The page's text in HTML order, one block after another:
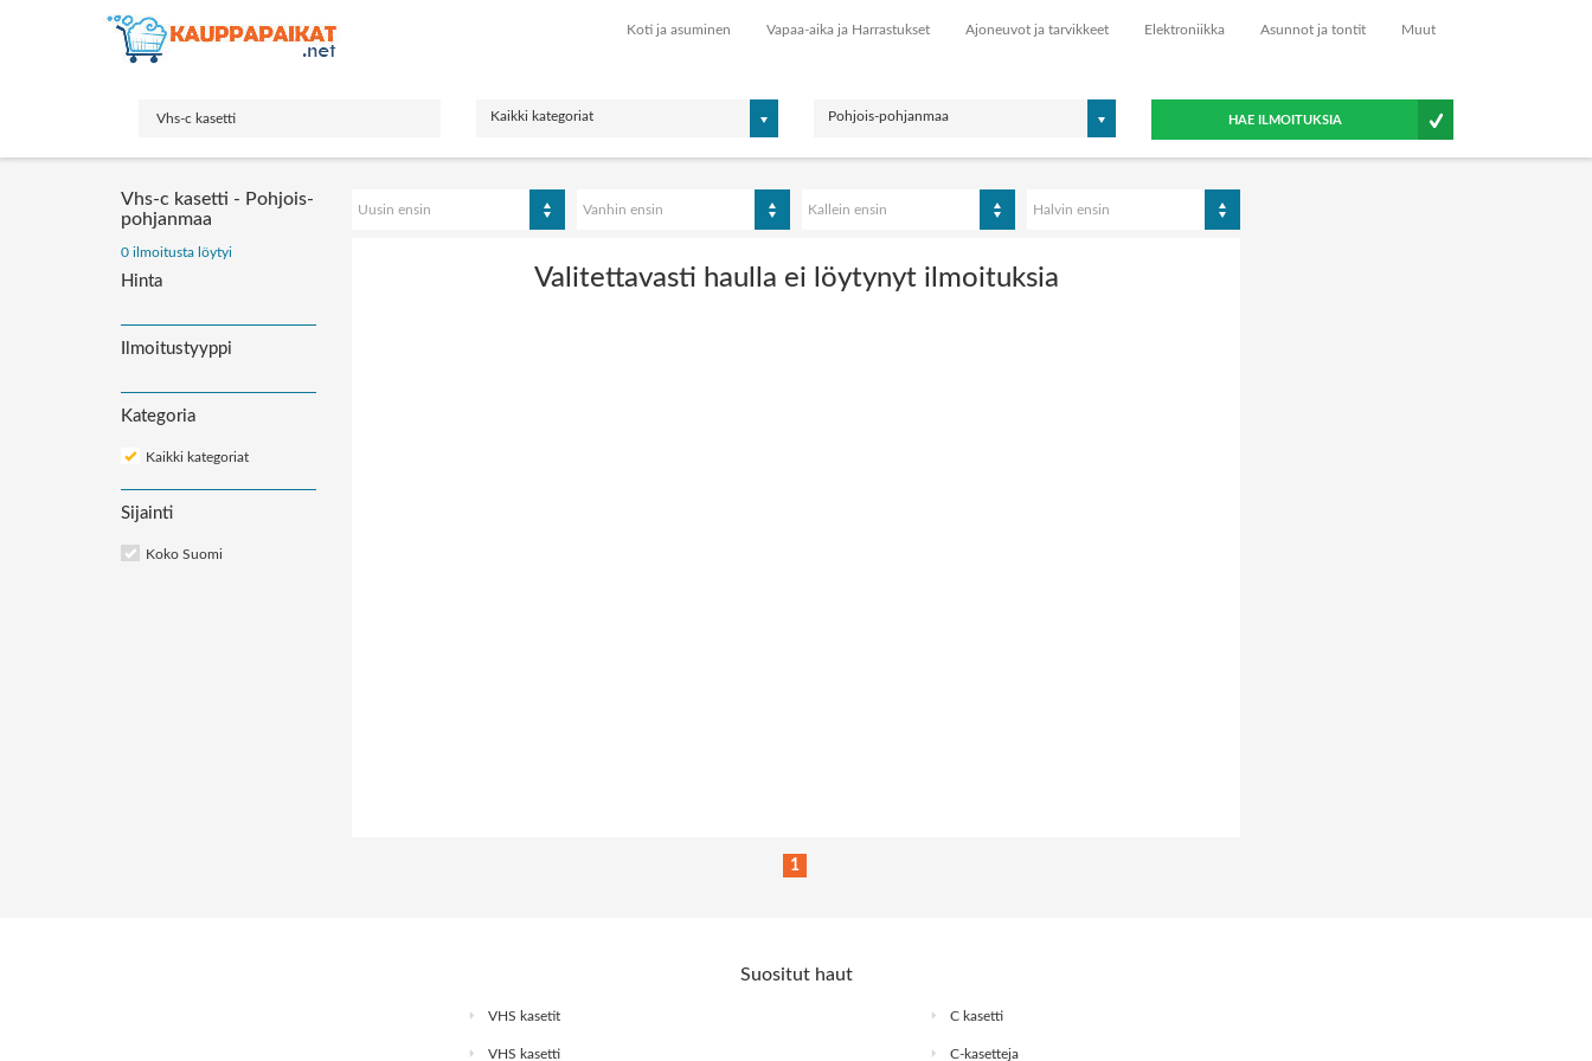
Koti ja asuminen Vapaa-aika ja Harrastukset Ajoneuvot ja tarvikkeet Elektroniikka Asunnot ja tontit Muut
Kaikki kategoriat Pohjois-pohjanmaa HAE ILMOITUKSIA
Vhs-c kasetti - Pohjois-
pohjanmaa
0 ilmoitusta löytyi
Hinta
Ilmoitustyyppi
Kategoria
Kaikki kategoriat
Sijainti
Koko Suomi
Järjestä
Uusin ensin Vanhin ensin Kallein ensin Halvin ensin
Valitettavasti haulla ei löytynyt ilmoituksia
1
Suositut haut
VHS kasetit
VHS kasetti
C kasetti
C-kasetteja